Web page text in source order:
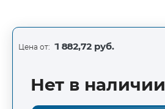
Цена от: 1 882,72 руб.
Нет в наличии